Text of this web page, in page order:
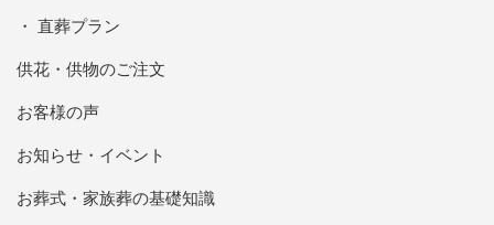
直葬プラン
供花・供物のご注文
お客様の声
お知らせ・イベント
お葬式・家族葬の基礎知識